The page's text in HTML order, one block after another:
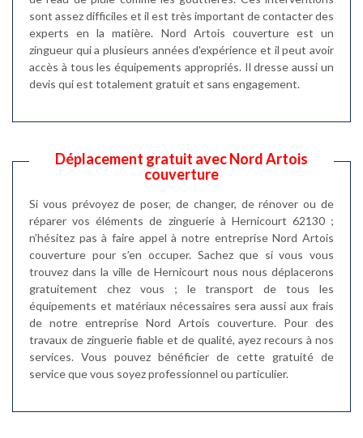
sont assez difficiles et il est très important de contacter des
experts en la matière. Nord Artois couverture est un
zingueur qui a plusieurs années d'expérience et il peut avoir
accès à tous les équipements appropriés. Il dresse aussi un
devis qui est totalement gratuit et sans engagement.
Déplacement gratuit avec Nord Artois
couverture
Si vous prévoyez de poser, de changer, de rénover ou de
réparer vos éléments de zinguerie à Hernicourt 62130 ;
n’hésitez pas à faire appel à notre entreprise Nord Artois
couverture pour s’en occuper. Sachez que si vous vous
trouvez dans la ville de Hernicourt nous nous déplacerons
gratuitement chez vous ; le transport de tous les
équipements et matériaux nécessaires sera aussi aux frais
de notre entreprise Nord Artois couverture. Pour des
travaux de zinguerie fiable et de qualité, ayez recours à nos
services. Vous pouvez bénéficier de cette gratuité de
service que vous soyez professionnel ou particulier.